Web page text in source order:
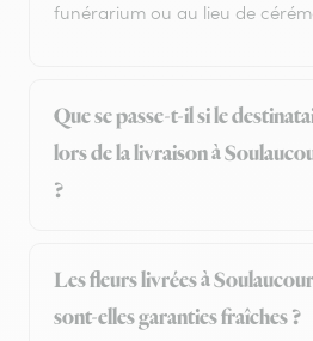
funérarium ou au lieu de
Que se passe-t-il si le
lors de la livraison à
?
Les fleurs livrées à
sont-elles garanties fraîches ?